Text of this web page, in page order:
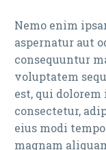
Nemo enim
aspernatur aut
consequuntur
voluptatem
est, qui
consectetur,
eius modi
magnam